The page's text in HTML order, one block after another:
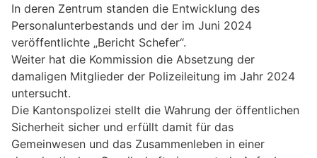
In deren Zentrum standen die Entwicklung des
Personalunterbestands und der im Juni 2024
veröffentlichte „Bericht Schefer“.
Weiter hat die Kommission die Absetzung der
damaligen Mitglieder der Polizeileitung im Jahr 2024
untersucht.
Die Kantonspolizei stellt die Wahrung der öffentlichen
Sicherheit sicher und erfüllt damit für das
Gemeinwesen und das Zusammenleben in einer